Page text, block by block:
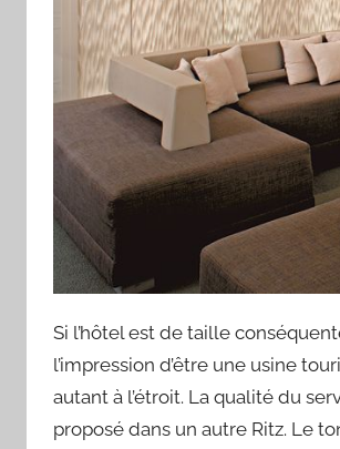
Si l’hôtel est de taille
l’impression d’être une usine
autant à l’étroit. La qualité du
proposé dans un autre Ritz. Le